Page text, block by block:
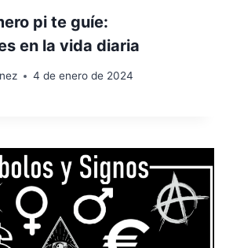
pi te guíe:
en la vida diaria
4 de enero de 2024